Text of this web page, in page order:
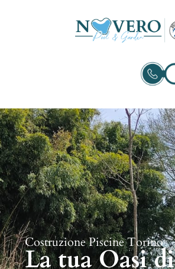
Costruzione Piscine Torino
La tua Oasi di